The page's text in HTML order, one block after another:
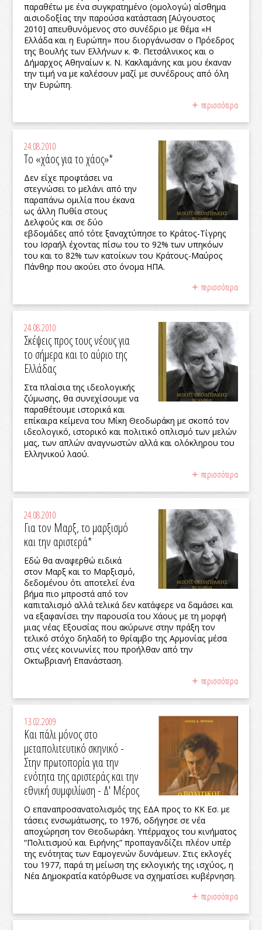
παραθέτω με ένα συγκρατημένο (ομολογώ) αίσθημα
αισιοδοξίας την παρούσα κατάσταση [Αύγουστος
2010] απευθυνόμενος στο συνέδριο με θέμα «Η
Ελλάδα και η Ευρώπη» που διοργάνωσαν ο Πρόεδρος
της Βουλής των Ελλήνων κ. Φ. Πετσάλνικος και ο
Δήμαρχος Αθηναίων κ. Ν. Κακλαμάνης και μου έκαναν
την τιμή να με καλέσουν μαζί με συνέδρους από όλη
την Ευρώπη.
περισσότερα
24.08.2010
Το «χάος για το χάος»*
Δεν είχε προφτάσει να
στεγνώσει το μελάνι από την
παραπάνω ομιλία που έκανα
ως άλλη Πυθία στους
Δελφούς και σε δύο
εβδομάδες από τότε ξαναχτύπησε το Κράτος-Τίγρης
του Ισραήλ έχοντας πίσω του το 92% των υπηκόων
του και το 82% των κατοίκων του Κράτους-Μαύρος
Πάνθηρ που ακούει στο όνομα ΗΠΑ.
περισσότερα
24.08.2010
Σκέψεις προς τους νέους για
το σήμερα και το αύριο της
Ελλάδας
Στα πλαίσια της ιδεολογικής
ζύμωσης, θα συνεχίσουμε να
παραθέτουμε ιστορικά και
επίκαιρα κείμενα του Μίκη Θεοδωράκη με σκοπό τον
ιδεολογικό, ιστορικό και πολιτικό οπλισμό των μελών
μας, των απλών αναγνωστών αλλά και ολόκληρου του
Ελληνικού λαού.
περισσότερα
24.08.2010
Για τον Μαρξ, το μαρξισμό
και την αριστερά*
Εδώ θα αναφερθώ ειδικά
στον Μαρξ και το Μαρξισμό,
δεδομένου ότι αποτελεί ένα
βήμα πιο μπροστά από τον
καπιταλισμό αλλά τελικά δεν κατάφερε να δαμάσει και
να εξαφανίσει την παρουσία του Χάους με τη μορφή
μιας νέας Εξουσίας που ακύρωνε στην πράξη τον
τελικό στόχο δηλαδή το θρίαμβο της Αρμονίας μέσα
στις νέες κοινωνίες που προήλθαν από την
Οκτωβριανή Επανάσταση.
περισσότερα
13.02.2009
Και πάλι μόνος στο
μεταπολιτευτικό σκηνικό -
Στην πρωτοπορία για την
ενότητα της αριστεράς και την
εθνική συμφιλίωση - Δ' Μέρος
Ο επαναπροσανατολισμός της ΕΔΑ προς το ΚΚ Εσ. με
τάσεις ενσωμάτωσης, το 1976, οδήγησε σε νέα
αποχώρηση τον Θεοδωράκη. Υπέρμαχος του κινήματος
“Πολιτισμού και Ειρήνης” προπαγανδίζει πλέον υπέρ
της ενότητας των Εαμογενών δυνάμεων. Στις εκλογές
του 1977, παρά τη μείωση της εκλογικής της ισχύος, η
Νέα Δημοκρατία κατόρθωσε να σχηματίσει κυβέρνηση.
περισσότερα